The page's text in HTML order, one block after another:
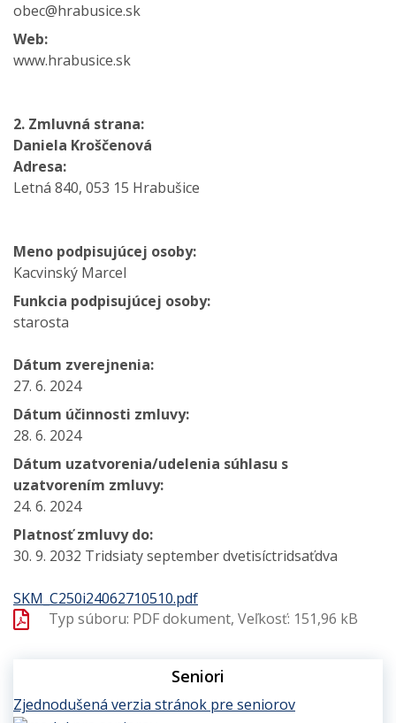
obec@hrabusice.sk
Web:
www.hrabusice.sk
2. Zmluvná strana:
Daniela Kroščenová
Adresa:
Letná 840, 053 15 Hrabušice
Meno podpisujúcej osoby:
Kacvinský Marcel
Funkcia podpisujúcej osoby:
starosta
Dátum zverejnenia:
27. 6. 2024
Dátum účinnosti zmluvy:
28. 6. 2024
Dátum uzatvorenia/udelenia súhlasu s
uzatvorením zmluvy:
24. 6. 2024
Platnosť zmluvy do:
30. 9. 2032 Tridsiaty september dvetisíctridsaťdva
SKM_C250i24062710510.pdf
Typ súboru: PDF dokument, Veľkosť: 151,96 kB
Seniori
Zjednodušená verzia stránok pre seniorov